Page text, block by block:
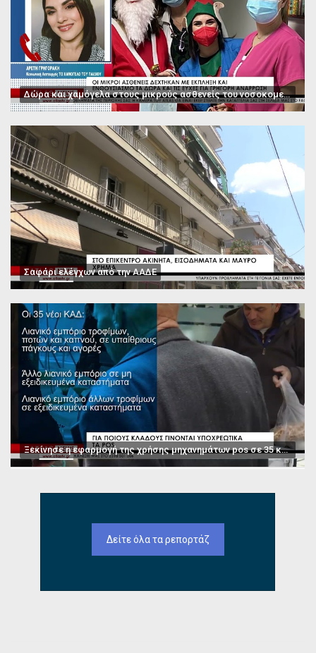
Δώρα και χαμόγελα στους μικρούς ασθενείς του νοσοκομείου Παπαγεωργίου
Σαφάρι ελέγχων από την ΑΑΔΕ
Ξεκίνησε η εφαρμογή της χρήσης μηχανημάτων pos σε 35 κατηγορίες επαγγελμάτων
Δείτε όλα τα ρεπορτάζ